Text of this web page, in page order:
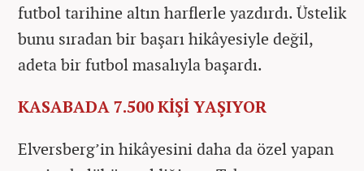
futbol tarihine altın harflerle yazdırdı. Üstelik
bunu sıradan bir başarı hikâyesiyle değil,
adeta bir futbol masalıyla başardı.
KASABADA 7.500 KİŞİ YAŞIYOR
Elversberg’in hikâyesini daha da özel yapan